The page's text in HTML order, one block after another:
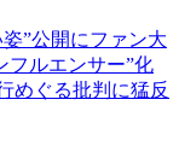
”公開にファン大
ルエンサー”化
めぐる批判に猛反